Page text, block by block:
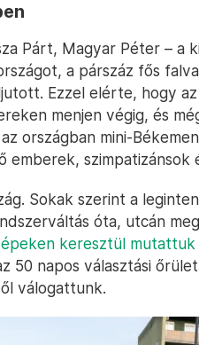
Párt, Magyar Péter – a
a párszáz fős
Ezzel elérte, hogy
menjen végig, és
országban mini-
emberek, szimpatizánsok
Sokak szerint a
óta, utcán
keresztül mutattuk
50 napos választási
válogattunk.